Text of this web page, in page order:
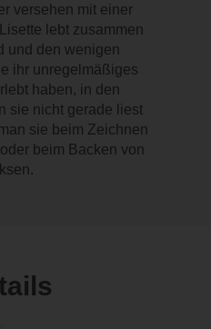
versehen mit einer
lebt zusammen
und den wenigen
ihr unregelmäßiges
haben, in den
sie nicht gerade liest
sie beim Zeichnen
beim Backen von